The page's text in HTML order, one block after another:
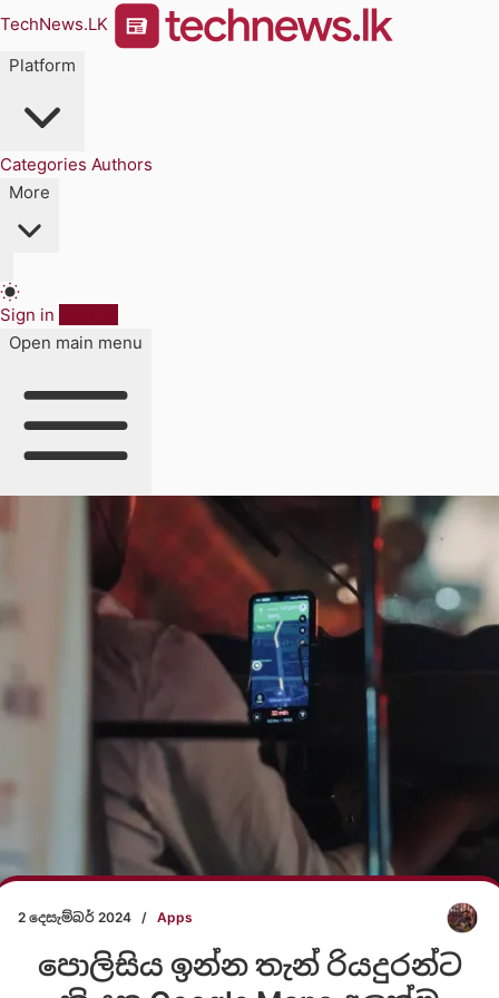
TechNews.LK
Platform
Categories Authors
More
Sign in
Open main menu
2 දෙසැම්බර් 2024 / Apps
පොලිසිය ඉන්න තැන් රියදුරන්ට